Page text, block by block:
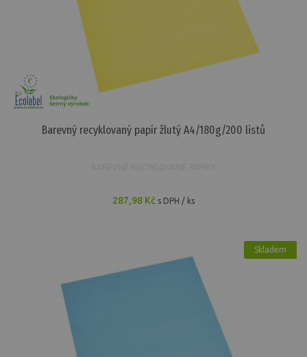
Barevný recyklovaný papír žlutý A4/180g/200 listů
287,98 Kč s DPH / ks
Skladem